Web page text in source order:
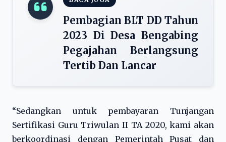
Pembagian BLT DD Tahun
2023 Di Desa Bengabing
Pegajahan Berlangsung
Tertib Dan Lancar
“Sedangkan untuk pembayaran Tunjangan
Sertifikasi Guru Triwulan II TA 2020, kami akan
berkoordinasi dengan Pemerintah Pusat dan